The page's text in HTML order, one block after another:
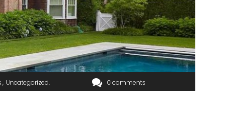
Uncategorized 0 comments